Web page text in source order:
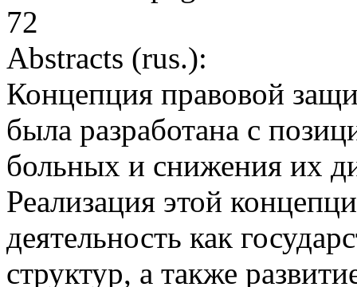
72
Abstracts (rus.):
Концепция правовой
была разработана с
больных и снижения их
Реализация этой
деятельность как
структур, а также